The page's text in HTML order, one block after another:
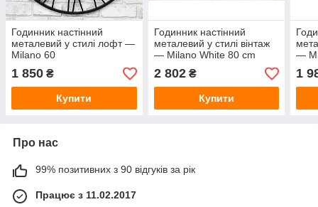
Годинник настінний
металевий у стилі лофт —
Milano 60
1 850 ₴
Купити
Годинник настінний
металевий у стилі вінтаж
— Milano White 80 cm
2 802₴
Купити
—
1
Про нас
99% позитивних з 90 відгуків за рік
Працює з 11.02.2017